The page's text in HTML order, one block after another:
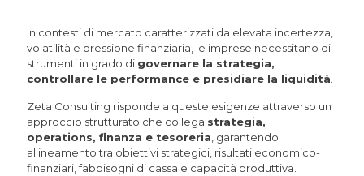
In contesti di mercato caratterizzati da elevata incertezza,
volatilità e pressione finanziaria, le imprese necessitano di
strumenti in grado di governare la strategia,
controllare le performance e presidiare la liquidità.
Zeta Consulting risponde a queste esigenze attraverso un
approccio strutturato che collega strategia,
operations, finanza e tesoreria, garantendo
allineamento tra obiettivi strategici, risultati economico-
finanziari, fabbisogni di cassa e capacità produttiva.